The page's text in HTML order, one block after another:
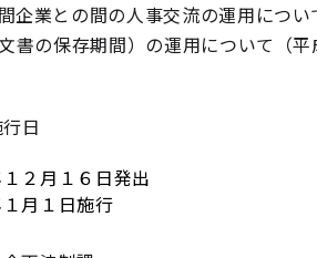
間企業との間の人事交流の運用に
文書の保存期間）の運用について（
日
２月１６日発出
月１日施行